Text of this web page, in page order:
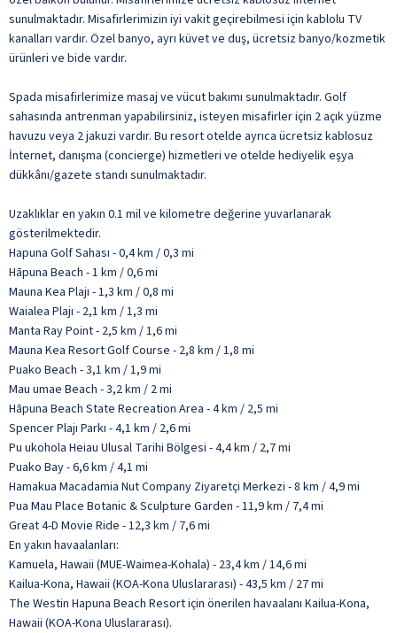
sunulmaktadır. Misafirlerimizin iyi vakit geçirebilmesi için kablolu TV
kanalları vardır. Özel banyo, ayrı küvet ve duş, ücretsiz banyo/kozmetik
ürünleri ve bide vardır.
Spada misafirlerimize masaj ve vücut bakımı sunulmaktadır. Golf
sahasında antrenman yapabilirsiniz, isteyen misafirler için 2 açık yüzme
havuzu veya 2 jakuzi vardır. Bu resort otelde ayrıca ücretsiz kablosuz
İnternet, danışma (concierge) hizmetleri ve otelde hediyelik eşya
dükkânı/gazete standı sunulmaktadır.
Uzaklıklar en yakın 0.1 mil ve kilometre değerine yuvarlanarak
gösterilmektedir.
Hapuna Golf Sahası - 0,4 km / 0,3 mi
Hāpuna Beach - 1 km / 0,6 mi
Mauna Kea Plajı - 1,3 km / 0,8 mi
Waialea Plajı - 2,1 km / 1,3 mi
Manta Ray Point - 2,5 km / 1,6 mi
Mauna Kea Resort Golf Course - 2,8 km / 1,8 mi
Puako Beach - 3,1 km / 1,9 mi
Mau umae Beach - 3,2 km / 2 mi
Hāpuna Beach State Recreation Area - 4 km / 2,5 mi
Spencer Plajı Parkı - 4,1 km / 2,6 mi
Pu ukohola Heiau Ulusal Tarihi Bölgesi - 4,4 km / 2,7 mi
Puako Bay - 6,6 km / 4,1 mi
Hamakua Macadamia Nut Company Ziyaretçi Merkezi - 8 km / 4,9 mi
Pua Mau Place Botanic & Sculpture Garden - 11,9 km / 7,4 mi
Great 4-D Movie Ride - 12,3 km / 7,6 mi
En yakın havaalanları:
Kamuela, Hawaii (MUE-Waimea-Kohala) - 23,4 km / 14,6 mi
Kailua-Kona, Hawaii (KOA-Kona Uluslararası) - 43,5 km / 27 mi
The Westin Hapuna Beach Resort için önerilen havaalanı Kailua-Kona,
Hawaii (KOA-Kona Uluslararası).